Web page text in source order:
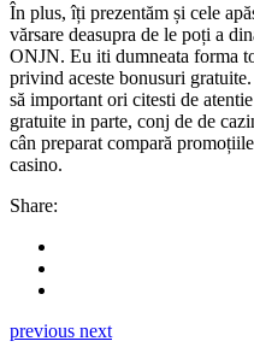
În plus, îți prezentăm și cele
vărsare deasupra de le poți a
ONJN. Eu iti dumneata forma
privind aceste bonusuri
să important ori citesti de
gratuite in parte, conj de de
cân preparat compară
casino.
Share:
previous next